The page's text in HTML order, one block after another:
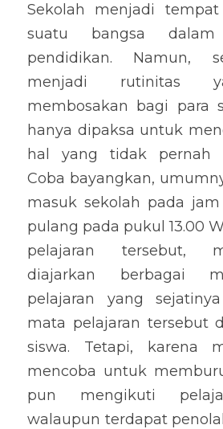
Sekolah menjadi
suatu bangsa dalam
pendidikan. Namun,
menjadi rutinitas
membosakan bagi para
hanya dipaksa untuk
hal yang tidak pernah
Coba bayangkan,
masuk sekolah pada
pulang pada pukul 13.00
pelajaran tersebut,
diajarkan berbagai
pelajaran yang
mata pelajaran tersebut
siswa. Tetapi, karena
mencoba untuk
pun mengikuti
walaupun terdapat